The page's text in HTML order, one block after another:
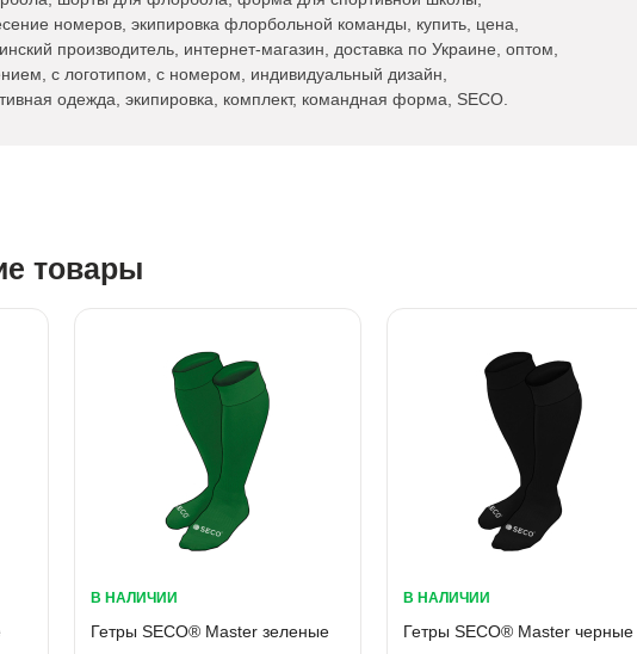
номеров, экипировка флорбольной команды, купить, цена,
производитель, интернет-магазин, доставка по Украине, оптом,
с логотипом, с номером, индивидуальный дизайн,
одежда, экипировка, комплект, командная форма, SECO.
товары
В НАЛИЧИИ
Гетры SECO® Master зеленые
В НАЛИЧИИ
Гетры SECO® Master черные